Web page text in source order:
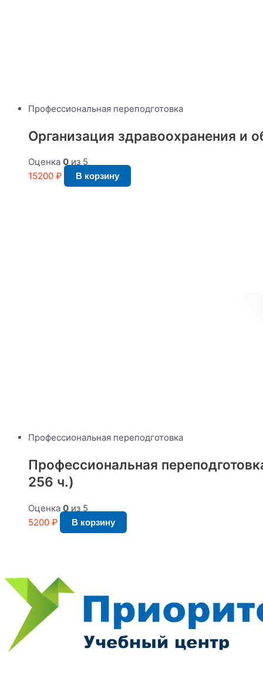
Профессиональная переподготовка
Организация здравоохранения и
Оценка 0 из 5
15200 ₽ В корзину
Профессиональная переподготовка
Профессиональная
256 ч.)
Оценка 0 из 5
5200 ₽ В корзину